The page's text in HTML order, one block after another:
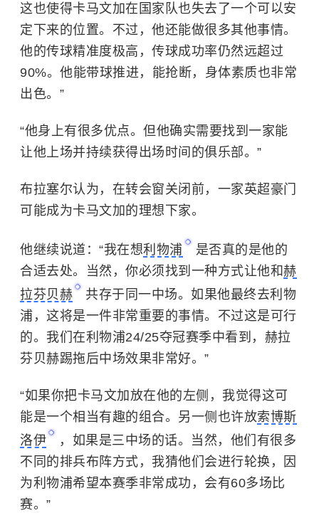
这也使得卡马文加在国家队也失去了一个可以安
定下来的位置。不过，他还能做很多其他事情。
他的传球精准度极高，传球成功率仍然远超过
90%。他能带球推进，能抢断，身体素质也非常
出色。”
“他身上有很多优点。但他确实需要找到一家能
让他上场并持续获得出场时间的俱乐部。”
布拉塞尔认为，在转会窗关闭前，一家英超豪门
可能成为卡马文加的理想下家。
他继续说道：“我在想利物浦
是否真的是他的
合适去处。当然，你必须找到一种方式让他和赫
拉芬贝赫
共存于同一中场。如果他最终去利物
浦，这将是一件非常重要的事情。不过这是可行
的。我们在利物浦24/25夺冠赛季中看到，赫拉
芬贝赫踢拖后中场效果非常好。”
“如果你把卡马文加放在他的左侧，我觉得这可
能是一个相当有趣的组合。另一侧也许放索博斯
洛伊
，如果是三中场的话。当然，他们有很多
不同的排兵布阵方式，我猜他们会进行轮换，因
为利物浦希望本赛季非常成功，会有60多场比
赛。”